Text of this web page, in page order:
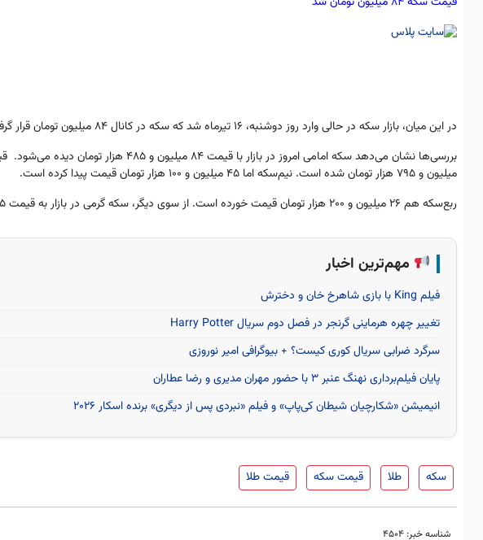
در این میان، بازار سکه در حالی وارد روز دوشنبه، ۱۶ تیرماه شد که سکه در کانال ۸۴ میلیون تومان قرار گرفته است.
میلیون و ۷۹۵ هزار تومان شده است. نیم‌سکه اما ۴۵ میلیون و ۱۰۰ هزار تومان قیمت پیدا کرده است.
ربع‌سکه هم ۲۶ میلیون و ۲۰۰ هزار تومان قیمت خورده است. از سوی دیگر، سکه گرمی در بازار به قیمت ۱۵ میلیون تومان دیده می‌شود.
مهم‌ترین اخبار
فیلم King با بازی شاهرخ خان و دخترش
تغییر چهره هرماینی گرنجر در فصل دوم سریال Harry Potter
سرگرد ضرابی سریال کوری کیست؟ + بیوگرافی امیر نوروزی
پایان فیلم‌برداری نهنگ عنبر ۳ با حضور مهران مدیری و رضا عطاران
انیمیشن «شکارچیان شیطان کی‌پاپ» و فیلم «نبردی پس از دیگری» برنده اسکار 2026
سکه طلا قیمت سکه قیمت طلا
شناسه خبر: